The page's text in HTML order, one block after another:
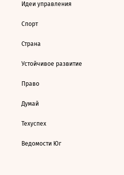
Идеи управления
Спорт
Страна
Устойчивое развитие
Право
Думай
Техуспех
Ведомости Юг